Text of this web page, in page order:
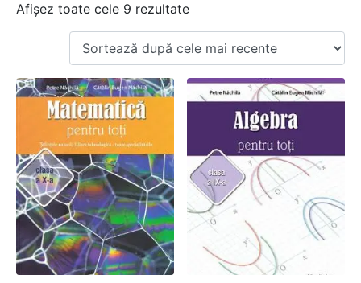
Afișez toate cele 9 rezultate